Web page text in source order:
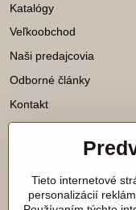
Katalógy
Veľkoobchod
Naši predajcovia
Odborné články
Kontakt
Katalógy na
Viac našich
Tieto internetové
personalizácií